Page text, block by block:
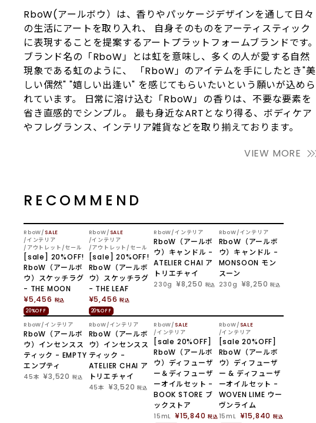
RboW(アールボウ）は、香りやパッケージデザインを通して日々
の生活にアートを取り入れ、 自身そのものをアーティスティック
に表現することを提案するアートプラットフォームブランドです。
ブランド名の「RboW」とは虹を意味し、多くの人が愛する自然
現象である虹のように、 「RboW」のアイテムを手にしたとき"美
しい偶然" "嬉しい出逢い" を感じてもらいたいという願いが込めら
れています。 日常に溶け込む「RboW」の香りは、不要な要素を
省き直感的でシンプル。 最も身近なARTとなり得る、ボディケア
やフレグランス、インテリア雑貨などを取り揃えております。
VIEW MORE
RECOMMEND
SOLD OUT
RboW
SALE
インテリア
アウトレット/セール
[sale] 20%OFF!
RboW（アールボ
ウ）スケッチラグ
- THE MOON
¥5,456 税込
20%OFF
RboW
SALE
インテリア
アウトレット/セール
[sale] 20%OFF!
RboW（アールボ
ウ）スケッチラグ
- THE LEAF
¥5,456 税込
20%OFF
RboW インテリア
RboW（アールボ
ウ）キャンドル -
ATELIER CHAI ア
トリエチャイ
230g ¥8,250 税込
RboW インテリア
RboW（アールボ
ウ）キャンドル -
MONSOON モン
スーン
230g ¥8,250 税込
NEW
RboW インテリア
RboW（アールボ
ウ）インセンスス
ティック - EMPTY
エンプティ
45本 ¥3,520 税込
NEW
RboW インテリア
RboW（アールボ
ウ）インセンスス
ティック -
ATELIER CHAI ア
トリエチャイ
45本 ¥3,520 税込
RboW
SALE
インテリア
[sale 20%OFF]
RboW（アールボ
ウ）ディフューザ
ー＆ディフューザ
ーオイルセット -
BOOK STORE ブ
ックストア
15mL ¥15,840 税込
RboW
SALE
インテリア
[sale 20%OFF]
RboW（アールボ
ウ）ディフューザ
ー & ディフューザ
ーオイルセット -
WOVEN LIME ウー
ヴンライム
15mL ¥15,840 税込